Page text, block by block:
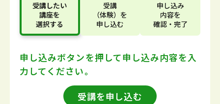
受講したい
講座を
選択する
受講
（体験） を
申し込む
申し込み
内容を
確認・完了
申し込みボタンを押して申し込み内容を入
力してください。
受講を申し込む